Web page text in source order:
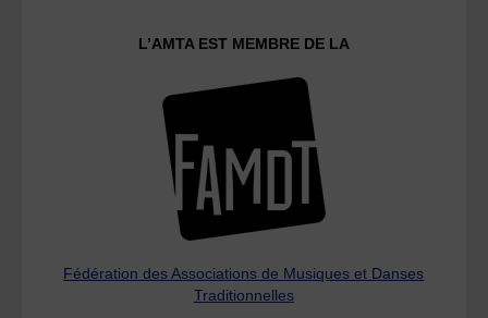
L’AMTA EST MEMBRE DE LA
Fédération des Associations de Musiques et Danses
Traditionnelles